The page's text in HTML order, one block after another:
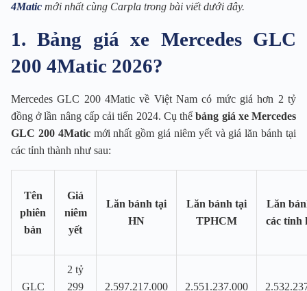
4Matic mới nhất cùng Carpla trong bài viết dưới đây.
1. Bảng giá xe Mercedes GLC
200 4Matic 2026?
Mercedes GLC 200 4Matic về Việt Nam có mức giá hơn 2 tỷ
đồng ở lần nâng cấp cải tiến 2024. Cụ thểbảng giá xe Mercedes
GLC 200 4Maticmới nhất gồm giá niêm yết và giá lăn bánh tại
các tỉnh thành như sau:
Tên
phiên
bản
Giá
niêm
yết
Lăn bánh tại
HN
Lăn bánh tại
TPHCM
Lăn
các tỉnh
GLC
2 tỷ
299
2.597.217.000
2.551.237.000